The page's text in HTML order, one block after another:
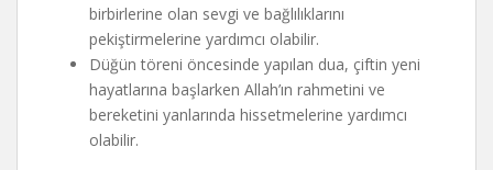
birbirlerine olan sevgi ve bağlılıklarını
pekiştirmelerine yardımcı olabilir.
Düğün töreni öncesinde yapılan dua, çiftin yeni
hayatlarına başlarken Allah’ın rahmetini ve
bereketini yanlarında hissetmelerine yardımcı
olabilir.